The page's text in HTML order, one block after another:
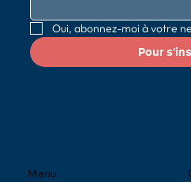
Menu
Oui, abonnez-moi à votre
Pour